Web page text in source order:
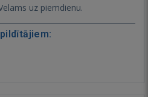
uz piemdienu.